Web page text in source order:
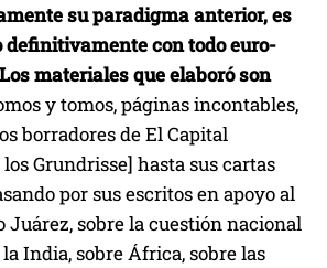
su paradigma anterior, es
definitivamente con todo euro-
materiales que elaboró son
y tomos, páginas incontables,
borradores de El Capital
Grundrisse] hasta sus cartas
por sus escritos en apoyo al
Juárez, sobre la cuestión nacional
India, sobre África, sobre las